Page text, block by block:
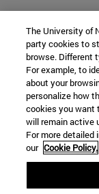
The University of
party cookies to
browse. Different
For example, to
about your
personalize how
cookies you want
will remain active
For more detailed
our Cookie Policy.